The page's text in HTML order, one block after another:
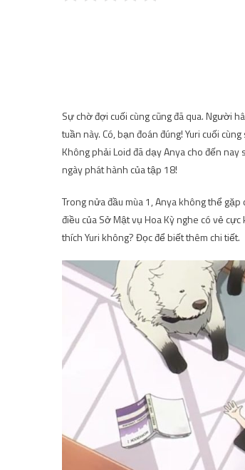
Sự chờ đợi cuối cùng cũng đã qua. Người
tuần này. Có, bạn đoán đúng! Yuri cuối
Không phải Loid đã dạy Anya cho đến
ngày phát hành của tập 18!
Trong nửa đầu mùa 1, Anya không thể
điều của Sở Mật vụ Hoa Kỳ nghe có vẻ
thích Yuri không? Đọc để biết thêm chi tiết.